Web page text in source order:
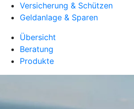
Versicherung & Schützen
Geldanlage & Sparen
Übersicht
Beratung
Produkte